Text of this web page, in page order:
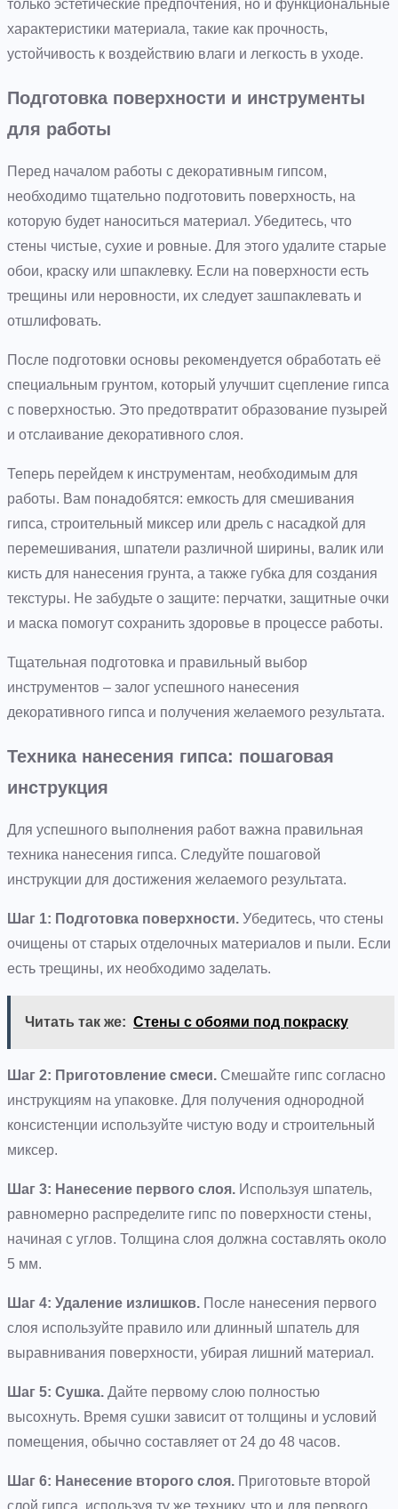
только эстетические предпочтения, но и функциональные
характеристики материала, такие как прочность,
устойчивость к воздействию влаги и легкость в уходе.
Подготовка поверхности и инструменты
для работы
Перед началом работы с декоративным гипсом,
необходимо тщательно подготовить поверхность, на
которую будет наноситься материал. Убедитесь, что
стены чистые, сухие и ровные. Для этого удалите старые
обои, краску или шпаклевку. Если на поверхности есть
трещины или неровности, их следует зашпаклевать и
отшлифовать.
После подготовки основы рекомендуется обработать её
специальным грунтом, который улучшит сцепление гипса
с поверхностью. Это предотвратит образование пузырей
и отслаивание декоративного слоя.
Теперь перейдем к инструментам, необходимым для
работы. Вам понадобятся: емкость для смешивания
гипса, строительный миксер или дрель с насадкой для
перемешивания, шпатели различной ширины, валик или
кисть для нанесения грунта, а также губка для создания
текстуры. Не забудьте о защите: перчатки, защитные очки
и маска помогут сохранить здоровье в процессе работы.
Тщательная подготовка и правильный выбор
инструментов – залог успешного нанесения
декоративного гипса и получения желаемого результата.
Техника нанесения гипса: пошаговая
инструкция
Для успешного выполнения работ важна правильная
техника нанесения гипса. Следуйте пошаговой
инструкции для достижения желаемого результата.
Шаг 1: Подготовка поверхности. Убедитесь, что стены
очищены от старых отделочных материалов и пыли. Если
есть трещины, их необходимо заделать.
Читать так же: Стены с обоями под покраску
Шаг 2: Приготовление смеси. Смешайте гипс согласно
инструкциям на упаковке. Для получения однородной
консистенции используйте чистую воду и строительный
миксер.
Шаг 3: Нанесение первого слоя. Используя шпатель,
равномерно распределите гипс по поверхности стены,
начиная с углов. Толщина слоя должна составлять около
5 мм.
Шаг 4: Удаление излишков. После нанесения первого
слоя используйте правило или длинный шпатель для
выравнивания поверхности, убирая лишний материал.
Шаг 5: Сушка. Дайте первому слою полностью
высохнуть. Время сушки зависит от толщины и условий
помещения, обычно составляет от 24 до 48 часов.
Шаг 6: Нанесение второго слоя. Приготовьте второй
слой гипса, используя ту же технику, что и для первого.